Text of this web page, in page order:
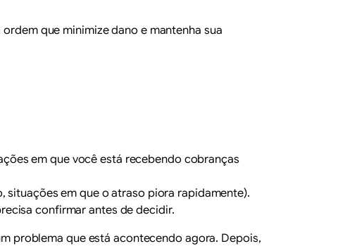
que minimize dano e mantenha sua
em que você está recebendo cobranças
em que o atraso piora rapidamente).
confirmar antes de decidir.
problema que está acontecendo agora. Depois,